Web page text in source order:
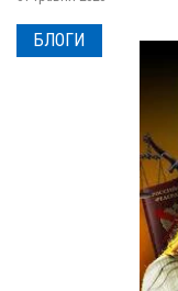
БЛОГИ